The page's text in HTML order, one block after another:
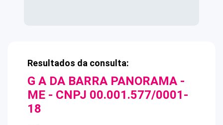
Resultados da consulta:
G A DA BARRA PANORAMA -
ME - CNPJ 00.001.577/0001-
18